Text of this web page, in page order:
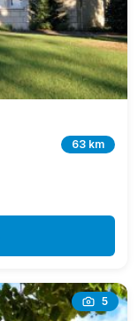
63 km
5